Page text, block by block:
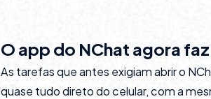
O app do NChat agora
As tarefas que antes exigiam abrir o
quase tudo direto do celular, com a